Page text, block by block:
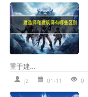
重于建...
jz 01-11 0